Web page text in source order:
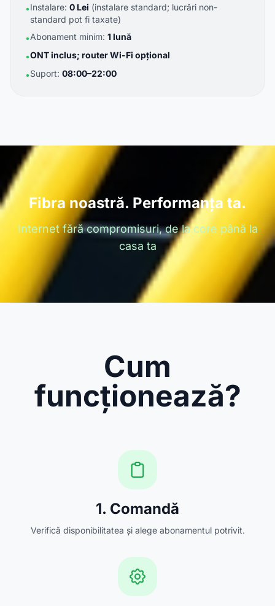
•Instalare: 0 Lei (instalare standard; lucrări non-
standard pot fi taxate)
•Abonament minim: 1 lună
•ONT inclus; router Wi-Fi opțional
•Suport: 08:00–22:00
Fibra noastră. Performanța ta.
Internet fără compromisuri, de la core până la
casa ta
Cum
funcționează?
1. Comandă
Verifică disponibilitatea și alege abonamentul potrivit.